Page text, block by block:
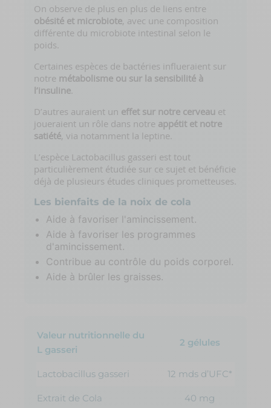
On observe de plus en plus de liens entre
obésité et microbiote, avec une composition
différente du microbiote intestinal selon le
poids.
Certaines espèces de bactéries influeraient sur
notre métabolisme ou sur la sensibilité à
l’insuline
D’autres auraient un effet sur notre cerveau et
joueraient un rôle dans notre appétit et notre
satiété, via notamment la leptine.
L’espèce Lactobacillus gasseri est tout
particulièrement étudiée sur ce sujet et bénéficie
déjà de plusieurs études cliniques prometteuses.
Les bienfaits de la noix de cola
Aide à favoriser l'amincissement.
Aide à favoriser les programmes
d'amincissement.
Contribue au contrôle du poids corporel.
Aide à brûler les graisses.
Valeur nutritionnelle du
L gasseri
2 gélules
Lactobacillus gasseri 12 mds d’UFC*
Extrait de Cola 40 mg